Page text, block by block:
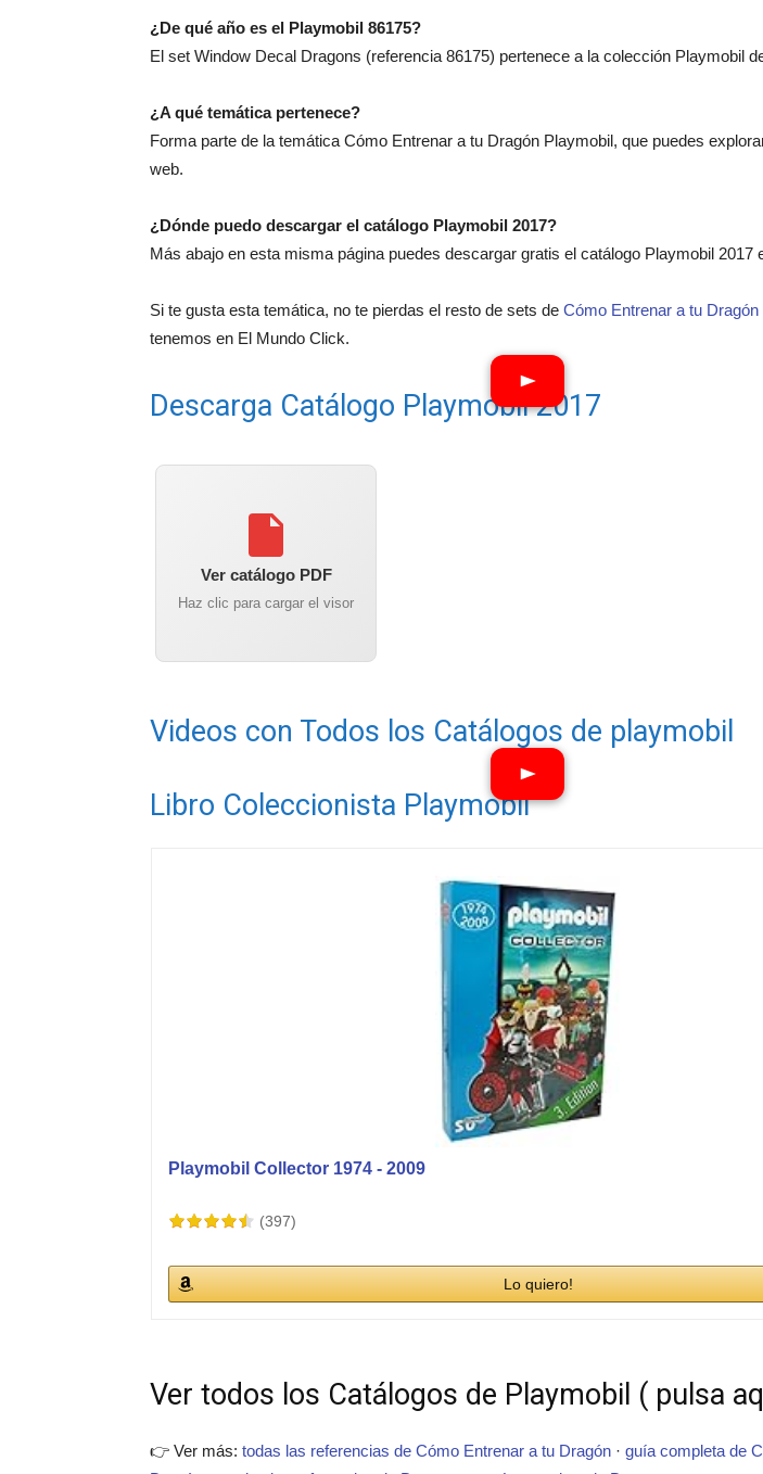
¿De qué año es el Playmobil 86175?
El set Window Decal Dragons (referencia 86175) pertenece a la colección Playmobil
¿A qué temática pertenece?
Forma parte de la temática Cómo Entrenar a tu Dragón Playmobil, que puedes
web.
¿Dónde puedo descargar el catálogo Playmobil 2017?
Más abajo en esta misma página puedes descargar gratis el catálogo Playmobil 2017
Si te gusta esta temática, no te pierdas el resto de sets de Cómo Entrenar a tu
tenemos en El Mundo Click.
Descarga Catálogo Playmobil 2017
Ver catálogo PDF
Haz clic para cargar el visor
Videos con Todos los Catálogos de playmobil
Libro Coleccionista Playmobil
Playmobil Collector 1974 - 2009
(397)
Lo quiero!
Ver todos los Catálogos de Playmobil ( pulsa
👉 Ver más: todas las referencias de Cómo Entrenar a tu Dragón · guía completa de